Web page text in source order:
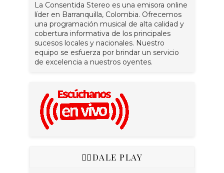
La Consentida Stereo es una emisora online
líder en Barranquilla, Colombia. Ofrecemos
una programación musical de alta calidad y
cobertura informativa de los principales
sucesos locales y nacionales. Nuestro
equipo se esfuerza por brindar un servicio
de excelencia a nuestros oyentes.
👇🏻DALE PLAY